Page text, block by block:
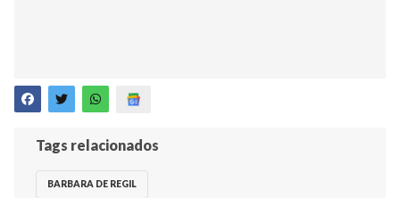
Tags relacionados
BARBARA DE REGIL